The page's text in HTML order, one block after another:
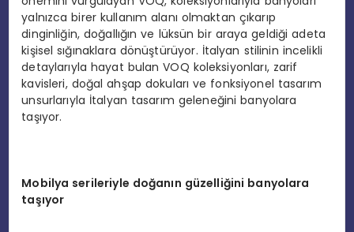
yalnızca birer kullanım alanı olmaktan çıkarıp
dinginliğin, doğallığın ve lüksün bir araya geldiği adeta
kişisel sığınaklara dönüştürüyor. İtalyan stilinin incelikli
detaylarıyla hayat bulan VOQ koleksiyonları, zarif
kavisleri, doğal ahşap dokuları ve fonksiyonel tasarım
unsurlarıyla İtalyan tasarım geleneğini banyolara
taşıyor.
Mobilya serileriyle doğanın güzelliğini banyolara
taşıyor